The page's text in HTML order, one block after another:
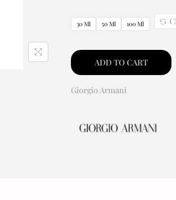
30 Ml 50 Ml 100 Ml
ADD TO CART
Giorgio Armani